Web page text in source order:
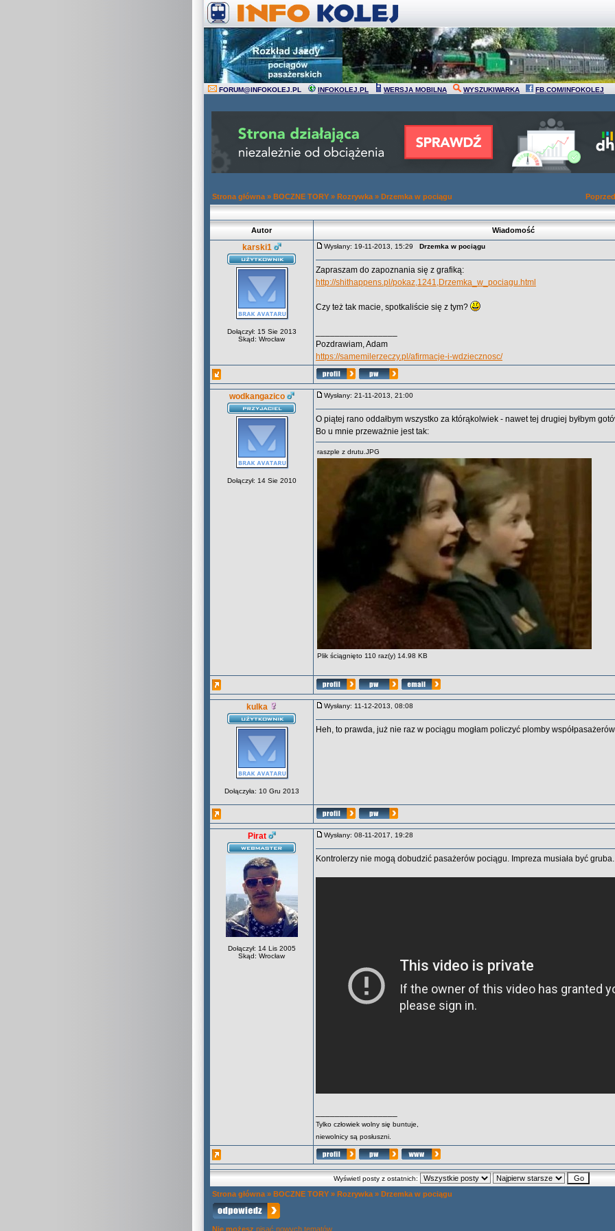
FORUM@INFOKOLEJ.PL INFOKOLEJ.PL WERSJA MOBILNA WYSZUKIWARKA FB.COM/INFOKOLEJ
Strona główna » BOCZNE TORY » Rozrywka » Drzemka w pociągu
Autor Wiadomość
karski1
Dołączył: 15 Sie 2013
Skąd: Wrocław
Wysłany: 19-11-2013, 15:29 Drzemka w pociągu
Zapraszam do zapoznania się z grafiką:
http://shithappens.pl/pokaz,1241,Drzemka_w_pociagu.html
Czy też tak macie, spotkaliście się z tym?
Pozdrawiam, Adam
https://samemilerzeczy.pl/afirmacje-i-wdziecznosc/
wodkangazico
Dołączył: 14 Sie 2010
Wysłany: 21-11-2013, 21:00
O piątej rano oddałbym wszystko za którąkolwiek - nawet tej drugiej byłbym
Bo u mnie przeważnie jest tak:
raszple z drutu.JPG
Plik ściągnięto 110 raz(y) 14.98 KB
kulka
Dołączyła: 10 Gru 2013
Wysłany: 11-12-2013, 08:08
Heh, to prawda, już nie raz w pociągu mogłam policzyć plomby
Pirat
Dołączył: 14 Lis 2005
Skąd: Wrocław
Wysłany: 08-11-2017, 19:28
Kontrolerzy nie mogą dobudzić pasażerów pociągu. Impreza musiała być
Tylko człowiek wolny się buntuje,
niewolnicy są posłuszni.
Wyświetl posty z ostatnich:
Strona główna » BOCZNE TORY » Rozrywka » Drzemka w pociągu
Nie możesz pisać nowych tematów